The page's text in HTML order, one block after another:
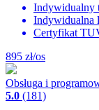
Indywidualny
Indywidualna
Certyfikat
895 zł/os
Obsługa i
5.0 (181)